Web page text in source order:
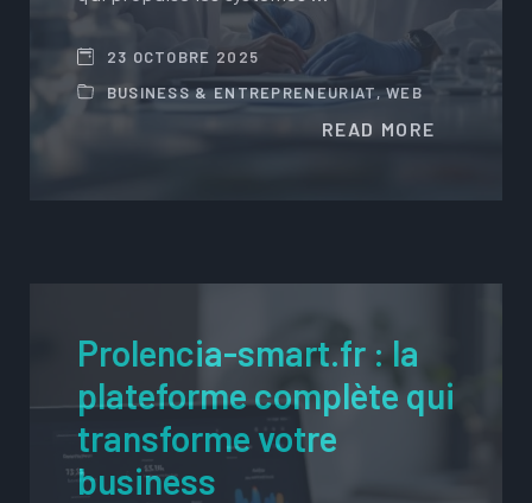
23 OCTOBRE 2025
BUSINESS & ENTREPRENEURIAT,WEB
READ MORE
Prolencia-smart.fr : la
plateforme complète qui
transforme votre
business